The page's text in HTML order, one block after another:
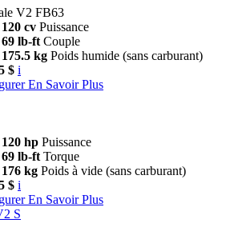
V2 FB63
120 cv Puissance
69 lb-ft Couple
175.5 kg Poids humide (sans carburant)
$ i
En Savoir Plus
120 hp Puissance
69 lb-ft Torque
176 kg Poids à vide (sans carburant)
$ i
En Savoir Plus
S